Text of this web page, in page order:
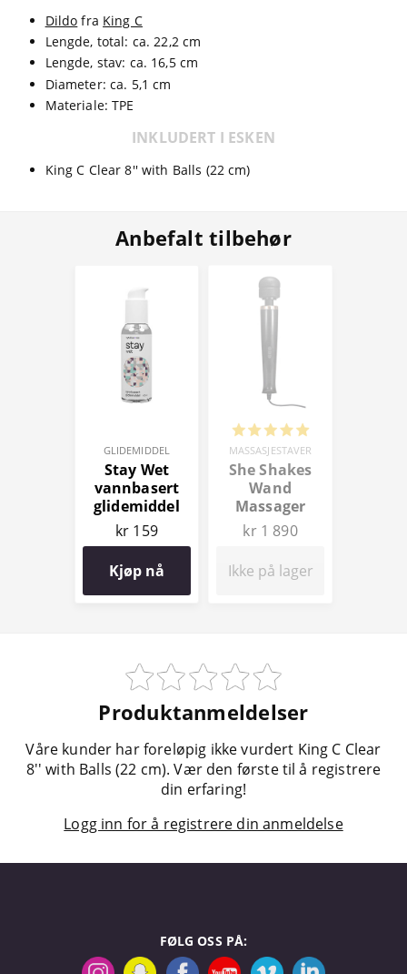
Dildo fra King C
Lengde, total: ca. 22,2 cm
Lengde, stav: ca. 16,5 cm
Diameter: ca. 5,1 cm
Materiale: TPE
INKLUDERT I ESKEN
King C Clear 8'' with Balls (22 cm)
Anbefalt tilbehør
GLIDEMIDDEL
Stay Wet
vannbasert
glidemiddel
100 ml
kr 159
Kjøp nå
MASSASJESTAVER
She Shakes
Wand
Massager
kr 1 890
Ikke på lager
Produktanmeldelser
Våre kunder har foreløpig ikke vurdert King C Clear
8'' with Balls (22 cm). Vær den første til å registrere
din erfaring!
Logg inn for å registrere din anmeldelse
FØLG OSS PÅ: